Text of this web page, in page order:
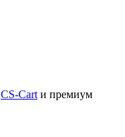
CS-Cart и премиум